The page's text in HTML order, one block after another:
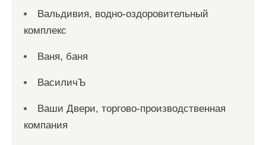
Вальдивия, водно-оздоровительный
комплекс
Ваня, баня
ВасиличЪ
Ваши Двери, торгово-производственная
компания